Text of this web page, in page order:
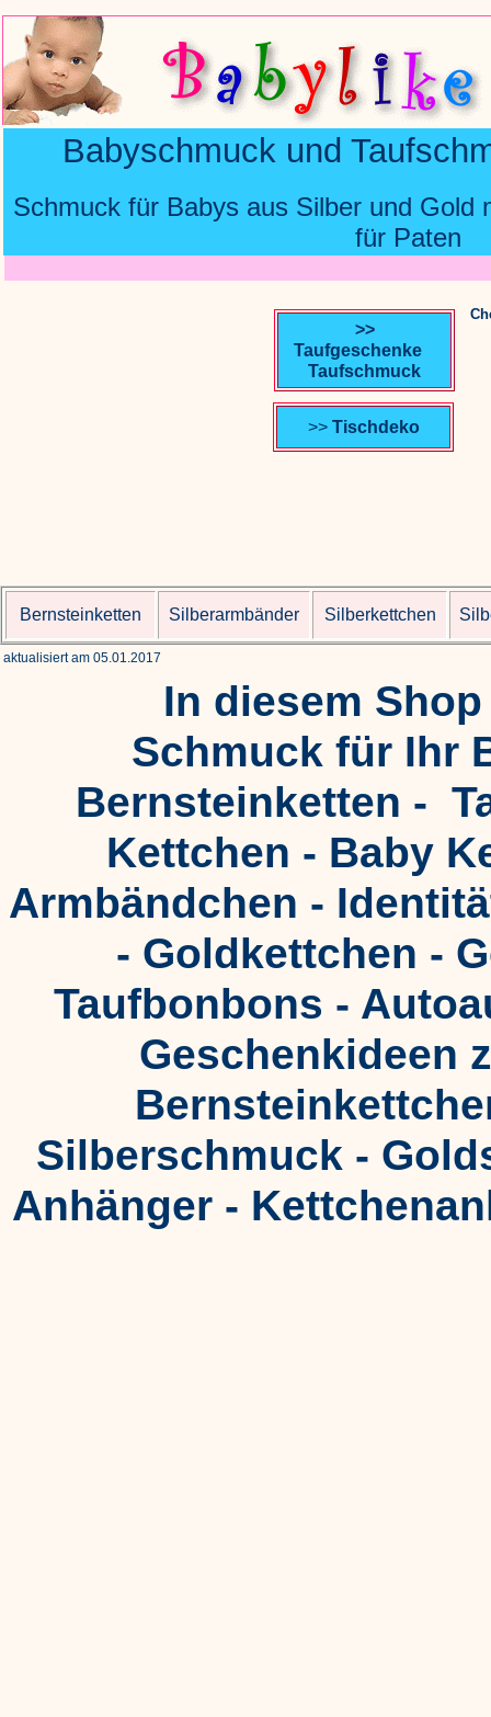
Babyschmuck und
Schmuck für Babys aus Silber und Gold
für Paten
>>
Taufgeschenke
Taufschmuck
>>Tischdeko
Bernsteinketten Silberarmbänder Silberkettchen
aktualisiert am 05.01.2017
In diesem
Schmuck für Ihr
Bernsteinketten -
Kettchen - Baby
Armbändchen -
- Goldkettchen -
Taufbonbons -
Geschenkideen
Silberschmuck -
Anhänger -